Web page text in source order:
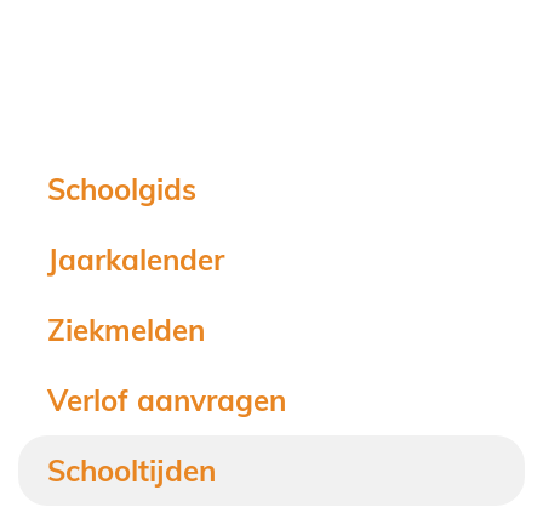
Schoolgids
Jaarkalender
Ziekmelden
Verlof aanvragen
Schooltijden